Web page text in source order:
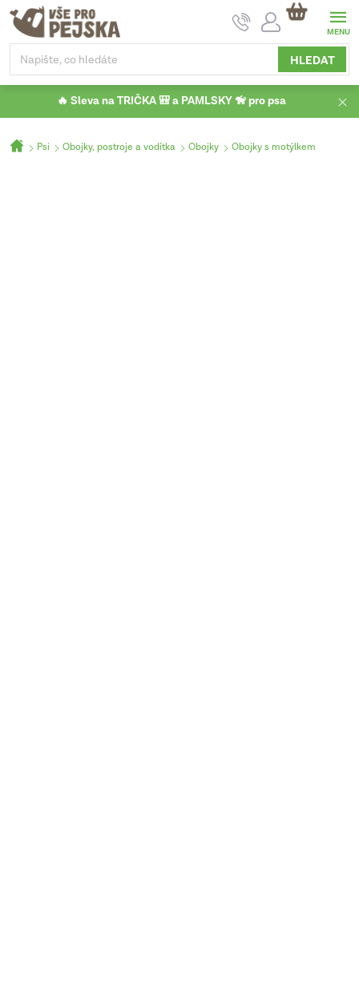
Přejít
obsah
HLEDAT
NÁKUPNÍ
KOŠÍK
🔥 Sleva na TRIČKA 🎒 a PAMLSKY 🦮 pro psa
Domů
Psi Obojky, postroje a vodítka Obojky Obojky s motýlkem